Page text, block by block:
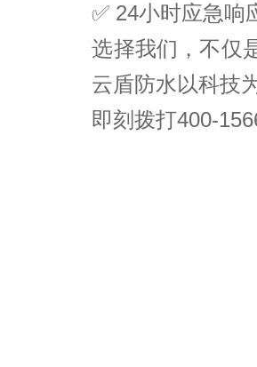
✅ 24小时应急响
选择我们，不仅
云盾防水以科技
即刻拨打400-